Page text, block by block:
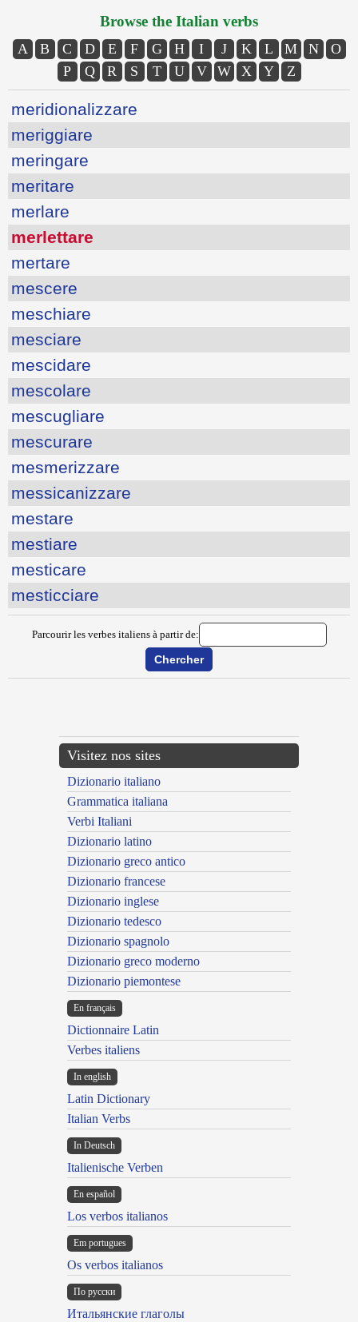
Browse the Italian verbs
A B C D E F G H I J K L M N
O
P
Q R S T U V W X Y Z
meridionalizzare
meriggiare
meringare
meritare
merlare
merlettare
mertare
mescere
meschiare
mesciare
mescidare
mescolare
mescugliare
mescurare
mesmerizzare
messicanizzare
mestare
mestiare
mesticare
mesticciare
Parcourir les verbes italiens à partir de:
Visitez nos sites
Dizionario italiano
Grammatica italiana
Verbi Italiani
Dizionario latino
Dizionario greco antico
Dizionario francese
Dizionario inglese
Dizionario tedesco
Dizionario spagnolo
Dizionario greco moderno
Dizionario piemontese
En français
Dictionnaire Latin
Verbes italiens
In english
Latin Dictionary
Italian Verbs
In Deutsch
Italienische Verben
En español
Los verbos italianos
Em portugues
Os verbos italianos
По русски
Итальянские глаголы